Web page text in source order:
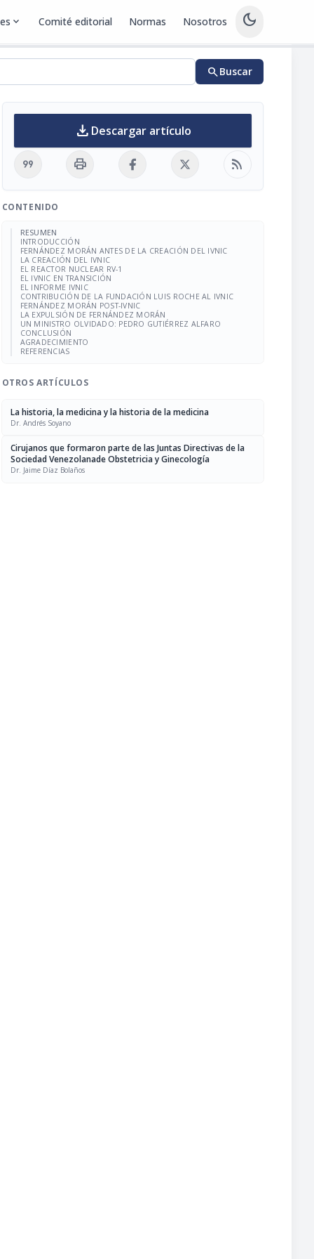
expand_more Comité editorial Normas Nosotros dark_mode
searchBuscar
download Descargar artículo
format_quote print rss_feed
CONTENIDO
RESUMEN
INTRODUCCIÓN
FERNÁNDEZ MORÁN ANTES DE LA CREACIÓN DEL IVNIC
LA CREACIÓN DEL IVNIC
EL REACTOR NUCLEAR RV-1
EL IVNIC EN TRANSICIÓN
EL INFORME IVNIC
CONTRIBUCIÓN DE LA FUNDACIÓN LUIS ROCHE AL IVNIC
FERNÁNDEZ MORÁN POST-IVNIC
LA EXPULSIÓN DE FERNÁNDEZ MORÁN
UN MINISTRO OLVIDADO: PEDRO GUTIÉRREZ ALFARO
CONCLUSIÓN
AGRADECIMIENTO
REFERENCIAS
OTROS ARTÍCULOS
La historia, la medicina y la historia de la medicina
Dr. Andrés Soyano
Cirujanos que formaron parte de las Juntas Directivas de la
Sociedad Venezolanade Obstetricia y Ginecología
Dr. Jaime Díaz Bolaños